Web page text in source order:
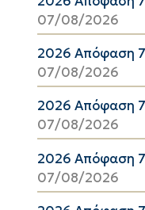
07/08/2026
2026 Απόφαση
07/08/2026
2026 Απόφαση
07/08/2026
2026 Απόφαση
07/08/2026